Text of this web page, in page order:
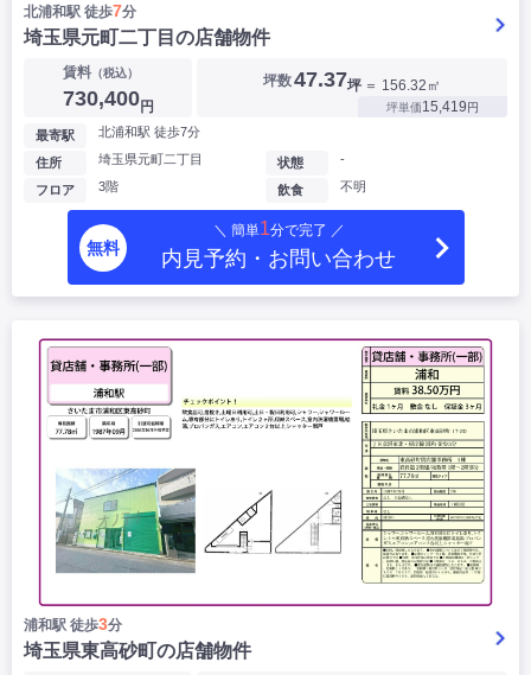
北浦和駅 徒歩7分
埼玉県元町二丁目の店舗物件
賃料（税込）
730,400円
坪数47.37坪 ＝ 156.32㎡
坪単価15,419円
最寄駅 北浦和駅 徒歩7分
住所 埼玉県元町二丁目
フロア 3階
状態 -
飲食 不明
無料
＼ 簡単1分で完了 ／
内見予約・お問い合わせ
浦和駅 徒歩3分
埼玉県東高砂町の店舗物件